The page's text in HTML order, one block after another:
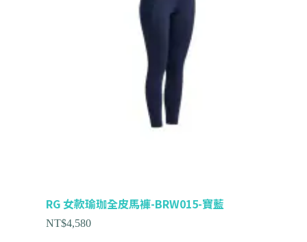
RG 女款瑜珈全皮馬褲-BRW015-寶藍
NT$4,580